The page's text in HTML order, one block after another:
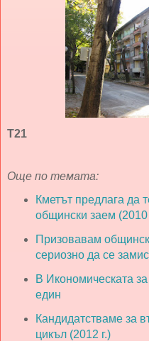
Т21
Още по темата:
Кметът предлага да
общински заем (2010
Призовавам
сериозно да се
В Икономическата
един
Кандидатстваме за
цикъл (2012 г.)